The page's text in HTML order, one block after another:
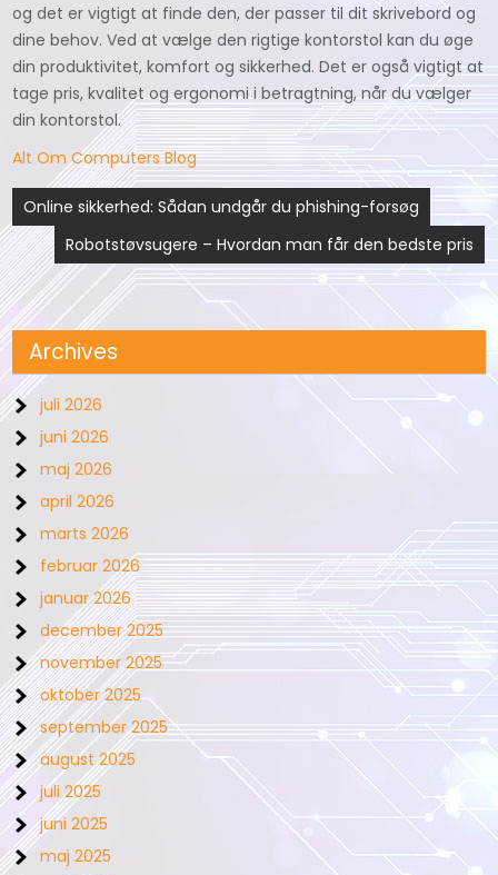
og det er vigtigt at finde den, der passer til dit skrivebord og
dine behov. Ved at vælge den rigtige kontorstol kan du øge
din produktivitet, komfort og sikkerhed. Det er også vigtigt at
tage pris, kvalitet og ergonomi i betragtning, når du vælger
din kontorstol.
Alt Om Computers Blog
Indlægsnavigation
Online sikkerhed: Sådan undgår du phishing-forsøg
Robotstøvsugere – Hvordan man får den bedste pris
Archives
juli 2026
juni 2026
maj 2026
april 2026
marts 2026
februar 2026
januar 2026
december 2025
november 2025
oktober 2025
september 2025
august 2025
juli 2025
juni 2025
maj 2025